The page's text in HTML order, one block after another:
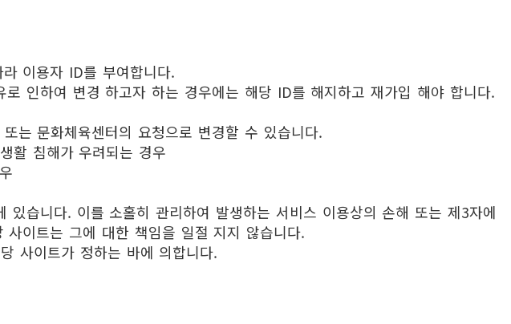
이용자 ID를 부여합니다.
인하여 변경 하고자 하는 경우에는 해당 ID를 해지하고 재가입 해야 합니다.
는 문화체육센터의 요청으로 변경할 수 있습니다.
활 침해가 우려되는 경우
있습니다. 이를 소홀히 관리하여 발생하는 서비스 이용상의 손해 또는 제3자에
이트는 그에 대한 책임을 일절 지지 않습니다.
사이트가 정하는 바에 의합니다.